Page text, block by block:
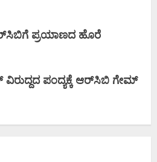
ಪ್ರಯಾಣದ ಹೊರೆ
ಪಂದ್ಯಕ್ಕೆ ಆರ್‌ಸಿಬಿ ಗೇಮ್‌